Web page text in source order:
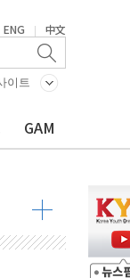
ENG | 中文
이트
GAM